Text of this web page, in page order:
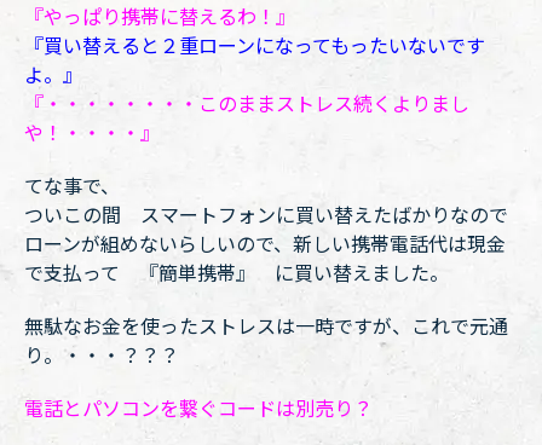
『やっぱり携帯に替えるわ！』
『買い替えると２重ローンになってもったいないです
よ。』
『・・・・・・・・このままストレス続くよりまし
や！・・・・』
てな事で、
ついこの間 スマートフォンに買い替えたばかりなので
ローンが組めないらしいので、新しい携帯電話代は現金
で支払って 『簡単携帯』 に買い替えました。
無駄なお金を使ったストレスは一時ですが、これで元通
り。・・・？？？
電話とパソコンを繋ぐコードは別売り？